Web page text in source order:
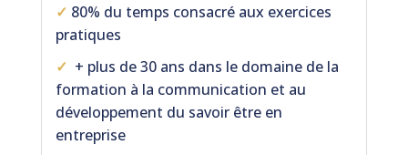
✓ 80% du temps consacré aux exercices
pratiques
✓ + plus de 30 ans dans le domaine de la
formation à la communication et au
développement du savoir être en
entreprise